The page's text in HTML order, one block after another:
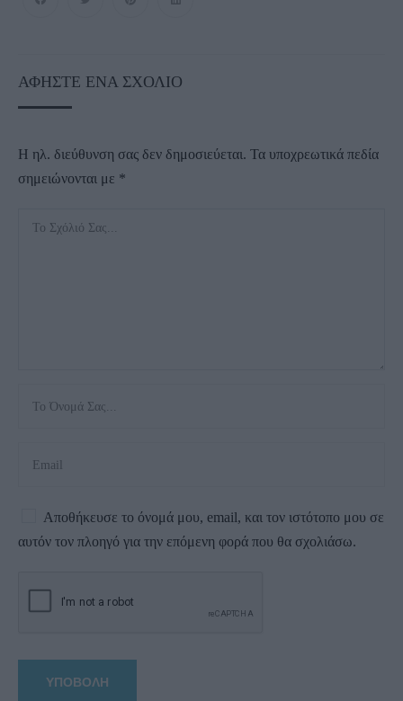
ΑΦΉΣΤΕ ΈΝΑ ΣΧΌΛΙΟ
Η ηλ. διεύθυνση σας δεν δημοσιεύεται. Τα υποχρεωτικά πεδία
σημειώνονται με *
Αποθήκευσε το όνομά μου, email, και τον ιστότοπο μου σε
αυτόν τον πλοηγό για την επόμενη φορά που θα σχολιάσω.